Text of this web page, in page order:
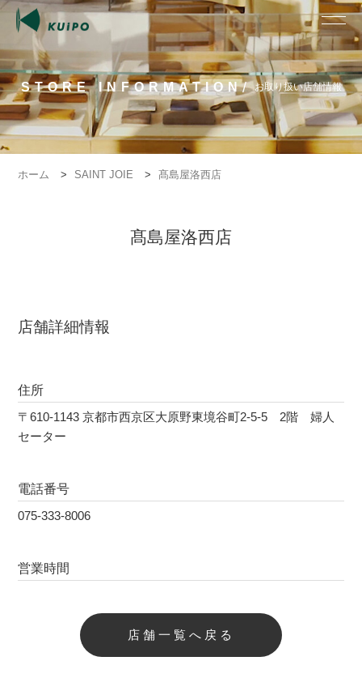
STORE INFORMATION/ お取り扱い店舗情報
ホーム > SAINT JOIE > 髙島屋洛西店
髙島屋洛西店
店舗詳細情報
住所
〒610-1143 京都市西京区大原野東境谷町2-5-5 2階 婦人
セーター
電話番号
075-333-8006
営業時間
店舗一覧へ戻る